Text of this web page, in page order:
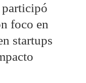
participó
foco en
startups